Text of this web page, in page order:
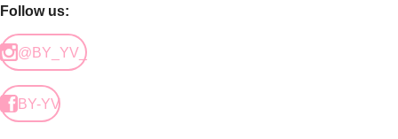
Follow us:
@BY_YV_
BY-YV